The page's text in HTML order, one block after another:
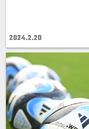
2024.2.20